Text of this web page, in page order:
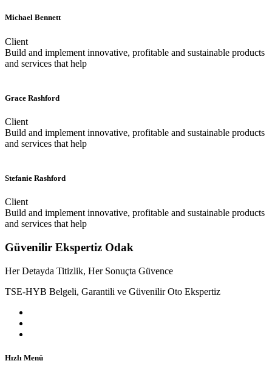
Michael Bennett
Client
Build and implement innovative, profitable and sustainable products
and services that help
Grace Rashford
Client
Build and implement innovative, profitable and sustainable products
and services that help
Stefanie Rashford
Client
Build and implement innovative, profitable and sustainable products
and services that help
Güvenilir Ekspertiz Odak
Her Detayda Titizlik, Her Sonuçta Güvence
TSE-HYB Belgeli, Garantili ve Güvenilir Oto Ekspertiz
Hızlı Menü